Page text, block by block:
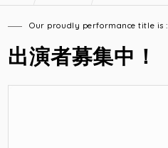
Our proudly performance title is :
出演者募集中！